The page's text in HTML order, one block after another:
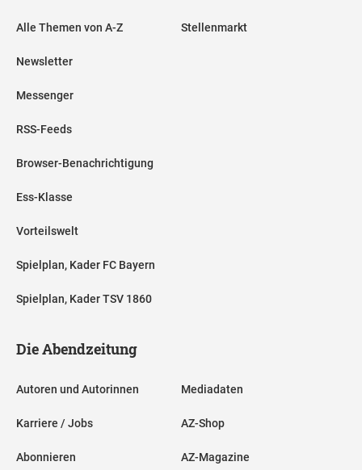
Alle Themen von A-Z
Newsletter
Messenger
RSS-Feeds
Browser-Benachrichtigung
Ess-Klasse
Vorteilswelt
Spielplan, Kader FC Bayern
Spielplan, Kader TSV 1860
Stellenmarkt
Die Abendzeitung
Autoren und Autorinnen
Karriere / Jobs
Abonnieren
Mediadaten
AZ-Shop
AZ-Magazine